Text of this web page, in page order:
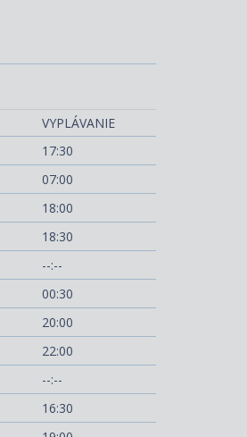
VYPLÁVANIE
17:30
07:00
18:00
18:30
--:--
00:30
20:00
22:00
--:--
16:30